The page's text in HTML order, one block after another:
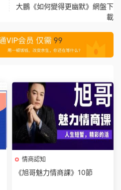
大鵬《如何變得更幽默》網盤下
載
情商認知
《旭哥魅力情商課》10節